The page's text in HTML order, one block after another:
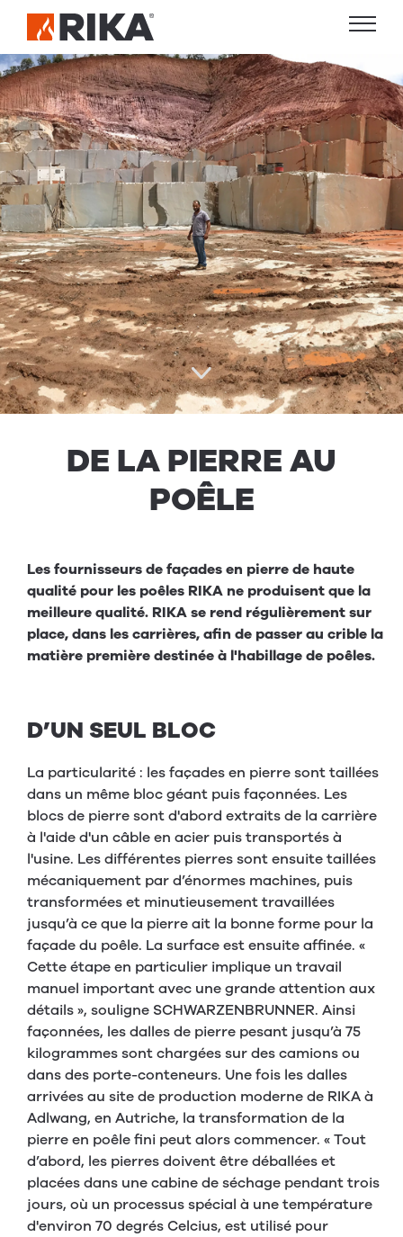
DE LAPIERREAU
POÊLE
Les fournisseurs de façades en pierre de haute
qualité pour les poêles RIKA ne produisent que la
meilleure qualité. RIKA se rend régulièrement sur
place, dans les carrières, afin de passer au crible la
matière première destinée à l'habillage de poêles.
D’UN SEUL BLOC
La particularité : les façades en pierre sont taillées
dans un même bloc géant puis façonnées. Les
blocs de pierre sont d'abord extraits de la carrière
à l'aide d'un câble en acier puis transportés à
l'usine. Les différentes pierres sont ensuite taillées
mécaniquement par d’énormes machines, puis
transformées et minutieusement travaillées
jusqu’à ce que la pierre ait la bonne forme pour la
façade du poêle. La surface est ensuite affinée. «
Cette étape en particulier implique un travail
manuel important avec une grande attention aux
détails », souligne SCHWARZENBRUNNER. Ainsi
façonnées, les dalles de pierre pesant jusqu’à 75
kilogrammes sont chargées sur des camions ou
dans des porte-conteneurs. Une fois les dalles
arrivées au site de production moderne de RIKA à
Adlwang, en Autriche, la transformation de la
pierre en poêle fini peut alors commencer. « Tout
d’abord, les pierres doivent être déballées et
placées dans une cabine de séchage pendant trois
jours, où un processus spécial à une température
d'environ 70 degrés Celcius, est utilisé pour